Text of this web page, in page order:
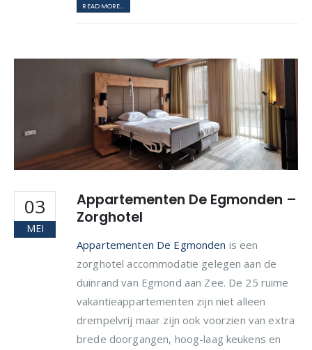
READ MORE...
03
MEI
Appartementen De Egmonden –
Zorghotel
Appartementen De Egmonden is een
zorghotel accommodatie gelegen aan de
duinrand van Egmond aan Zee. De 25 ruime
vakantieappartementen zijn niet alleen
drempelvrij maar zijn ook voorzien van extra
brede doorgangen, hoog-laag keukens en